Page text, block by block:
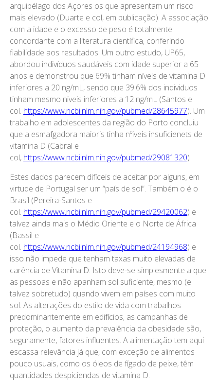
arquipélago dos Açores os que apresentam um risco
mais elevado (Duarte e col, em publicação). A associação
com a idade e o excesso de peso é totalmente
concordante com a literatura científica, conferindo
fiabilidade aos resultados. Um outro estudo, UP65,
abordou indivíduos saudáveis com idade superior a 65
anos e demonstrou que 69% tinham níveis de vitamina D
inferiores a 20 ng/mL, sendo que 39.6% dos individuos
tinham mesmo niveis inferiores a 12 ng/mL (Santos e
col. https://www.ncbi.nlm.nih.gov/pubmed/28645977). Um
trabalho em adolescentes da região do Porto concluiu
que a esmafgadora maioris tinha nºiveis insuficienets de
vitamina D (Cabral e
col, https://www.ncbi.nlm.nih.gov/pubmed/29081320)
Estes dados parecem difíceis de aceitar por alguns, em
virtude de Portugal ser um “país de sol”. Também o é o
Brasil (Pereira-Santos e
col. https://www.ncbi.nlm.nih.gov/pubmed/29420062) e
talvez ainda mais o Médio Oriente e o Norte de África
(Bassil e
col. https://www.ncbi.nlm.nih.gov/pubmed/24194968) e
isso não impede que tenham taxas muito elevadas de
carência de Vitamina D. Isto deve-se simplesmente a que
as pessoas e não apanham sol suficiente, mesmo (e
talvez sobretudo) quando vivem em países com muito
sol. As alterações do estilo de vida com trabalhos
predominantemente em edifícios, as campanhas de
proteção, o aumento da prevalência da obesidade são,
seguramente, fatores influentes. A alimentação tem aqui
escassa relevância já que, com exceção de alimentos
pouco usuais, como os óleos de fígado de peixe, têm
quantidades despiciendas de vitamina D.